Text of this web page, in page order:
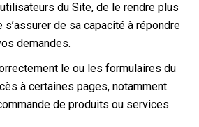
du Site, de le rendre plus
de sa capacité à répondre
demandes.
le ou les formulaires du
à certaines pages, notamment
de produits ou services.